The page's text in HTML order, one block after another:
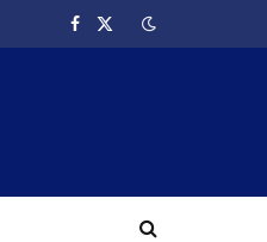
Facebook
X